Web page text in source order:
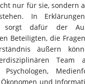
nur für sie, sondern
. In
sorgt dafür der
Beteiligten, die
äußern
Team
Psychologen,
Ökonomen und